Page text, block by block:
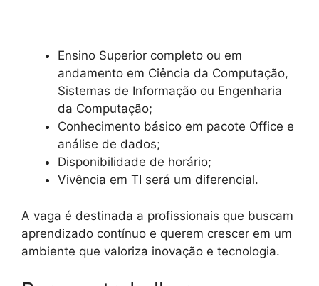
Ensino Superior completo ou em
andamento em Ciência da Computação,
Sistemas de Informação ou Engenharia
da Computação;
Conhecimento básico em pacote Office e
análise de dados;
Disponibilidade de horário;
Vivência em TI será um diferencial.
A vaga é destinada a profissionais que buscam
aprendizado contínuo e querem crescer em um
ambiente que valoriza inovação e tecnologia.